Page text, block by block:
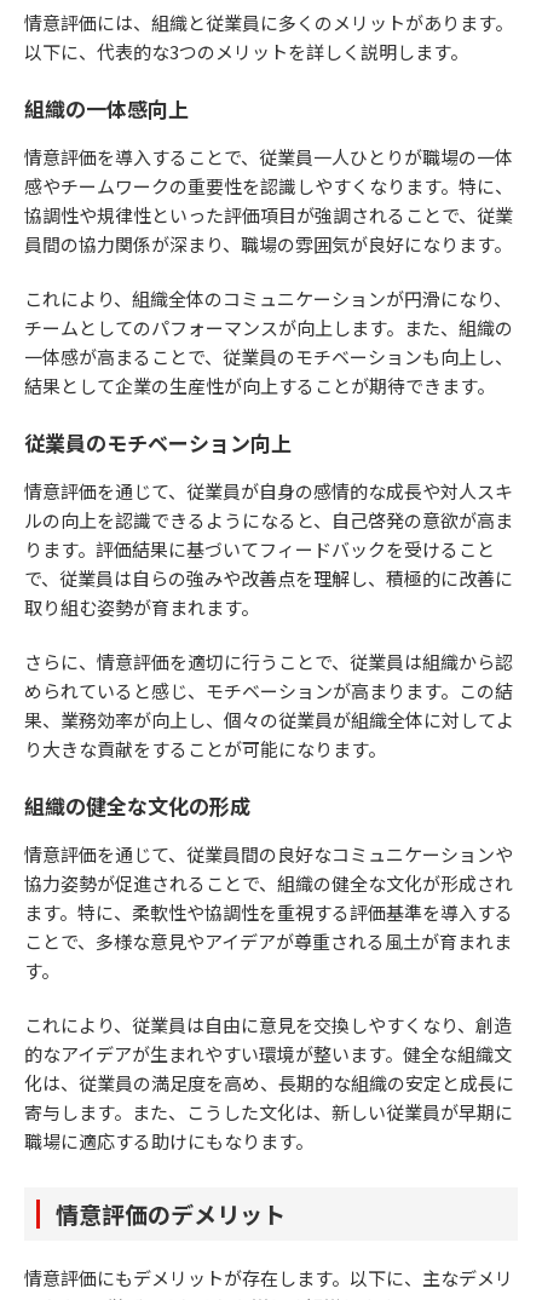
情意評価には、組織と従業員に多くのメリットがあります。
以下に、代表的な3つのメリットを詳しく説明します。
組織の一体感向上
情意評価を導入することで、従業員一人ひとりが職場の一体
感やチームワークの重要性を認識しやすくなります。特に、
協調性や規律性といった評価項目が強調されることで、従業
員間の協力関係が深まり、職場の雰囲気が良好になります。
これにより、組織全体のコミュニケーションが円滑になり、
チームとしてのパフォーマンスが向上します。また、組織の
一体感が高まることで、従業員のモチベーションも向上し、
結果として企業の生産性が向上することが期待できます。
従業員のモチベーション向上
情意評価を通じて、従業員が自身の感情的な成長や対人スキ
ルの向上を認識できるようになると、自己啓発の意欲が高ま
ります。評価結果に基づいてフィードバックを受けること
で、従業員は自らの強みや改善点を理解し、積極的に改善に
取り組む姿勢が育まれます。
さらに、情意評価を適切に行うことで、従業員は組織から認
められていると感じ、モチベーションが高まります。この結
果、業務効率が向上し、個々の従業員が組織全体に対してよ
り大きな貢献をすることが可能になります。
組織の健全な文化の形成
情意評価を通じて、従業員間の良好なコミュニケーションや
協力姿勢が促進されることで、組織の健全な文化が形成され
ます。特に、柔軟性や協調性を重視する評価基準を導入する
ことで、多様な意見やアイデアが尊重される風土が育まれま
す。
これにより、従業員は自由に意見を交換しやすくなり、創造
的なアイデアが生まれやすい環境が整います。健全な組織文
化は、従業員の満足度を高め、長期的な組織の安定と成長に
寄与します。また、こうした文化は、新しい従業員が早期に
職場に適応する助けにもなります。
情意評価のデメリット
情意評価にもデメリットが存在します。以下に、主なデメリ